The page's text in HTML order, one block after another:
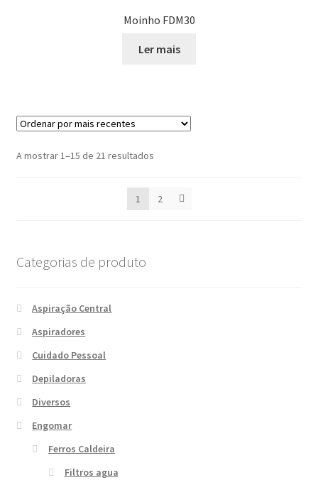
Moinho FDM30
Ler mais
A mostrar 1–15 de 21 resultadosOrdenado
recentes
1 2
Categorias de produto
Aspiração Central
Aspiradores
Cuidado Pessoal
Depiladoras
Diversos
Engomar
Ferros Caldeira
Filtros agua